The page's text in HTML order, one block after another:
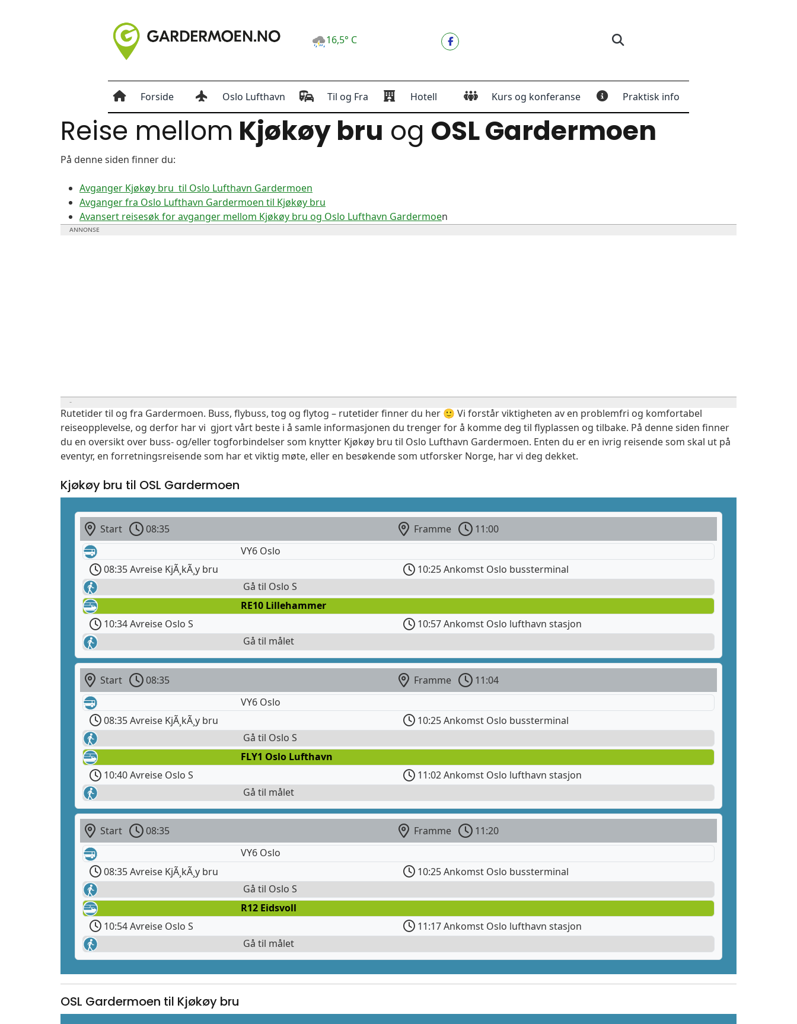
16,5° C
Forside Oslo Lufthavn Til og Fra Hotell Kurs og konferanse Praktisk info
Reise mellom Kjøkøy bru og OSL Gardermoen
På denne siden finner du:
Avganger Kjøkøy bru til Oslo Lufthavn Gardermoen
Avganger fra Oslo Lufthavn Gardermoen til Kjøkøy bru
Avansert reisesøk for avganger mellom Kjøkøy bru og Oslo Lufthavn Gardermoen
Rutetider til og fra Gardermoen. Buss, flybuss, tog og flytog – rutetider finner du her 🙂 Vi forstår viktigheten av en problemfri og komfortabel
reiseopplevelse, og derfor har vi gjort vårt beste i å samle informasjonen du trenger for å komme deg til flyplassen og tilbake. På denne siden finner
du en oversikt over buss- og/eller togforbindelser som knytter Kjøkøy bru til Oslo Lufthavn Gardermoen. Enten du er en ivrig reisende som skal ut på
eventyr, en forretningsreisende som har et viktig møte, eller en besøkende som utforsker Norge, har vi deg dekket.
Kjøkøy bru til OSL Gardermoen
Start 08:35 Framme
11:00
VY6 Oslo
08:35 Avreise KjÃ¸kÃ¸y bru
10:25 Ankomst Oslo bussterminal
Gå til Oslo S
RE10 Lillehammer
10:34 Avreise Oslo S
10:57 Ankomst Oslo lufthavn stasjon
Gå til målet
Start 08:35 Framme
11:04
VY6 Oslo
08:35 Avreise KjÃ¸kÃ¸y bru
10:25 Ankomst Oslo bussterminal
Gå til Oslo S
FLY1 Oslo Lufthavn
10:40 Avreise Oslo S
11:02 Ankomst Oslo lufthavn stasjon
Gå til målet
Start 08:35 Framme
11:20
VY6 Oslo
08:35 Avreise KjÃ¸kÃ¸y bru
10:25 Ankomst Oslo bussterminal
Gå til Oslo S
R12 Eidsvoll
10:54 Avreise Oslo S
11:17 Ankomst Oslo lufthavn stasjon
Gå til målet
OSL Gardermoen til Kjøkøy bru